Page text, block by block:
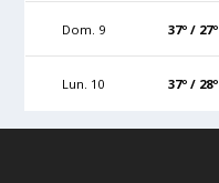
Dom. 9 37º / 27º
Lun. 10 37º / 28º